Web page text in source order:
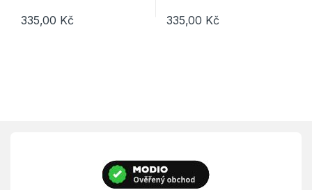
335,00 Kč
Tento produkt má více variant. Možnosti lze vybrat na stránce
335,00 Kč
Tento produkt má více